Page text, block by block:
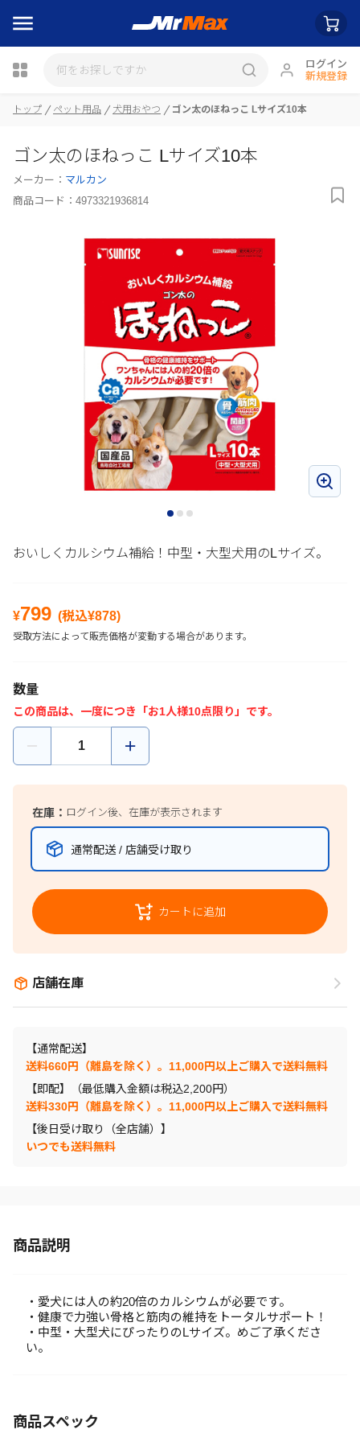
ログイン
新規登録
トップ ペット用品 犬用おやつ ゴン太のほねっこ Lサイズ10本
ゴン太のほねっこ Lサイズ10本
メーカー： マルカン
商品コード： 4973321936814
おいしくカルシウム補給！中型・大型犬用のLサイズ。
¥799 (税込¥878)
受取方法によって販売価格が変動する場合があります。
数量
この商品は、一度につき「お1人様10点限り」です。
在庫： ログイン後、在庫が表示されます
通常配送 / 店舗受け取り
カートに追加
店舗在庫
【通常配送】
送料660円（離島を除く）。11,000円以上ご購入で送料無料
【即配】（最低購入金額は税込2,200円）
送料330円（離島を除く）。11,000円以上ご購入で送料無料
【後日受け取り（全店舗）】
いつでも送料無料
商品説明
・愛犬には人の約20倍のカルシウムが必要です。
・健康で力強い骨格と筋肉の維持をトータルサポート！
・中型・大型犬にぴったりのLサイズ。めご了承くださ
い。
商品スペック